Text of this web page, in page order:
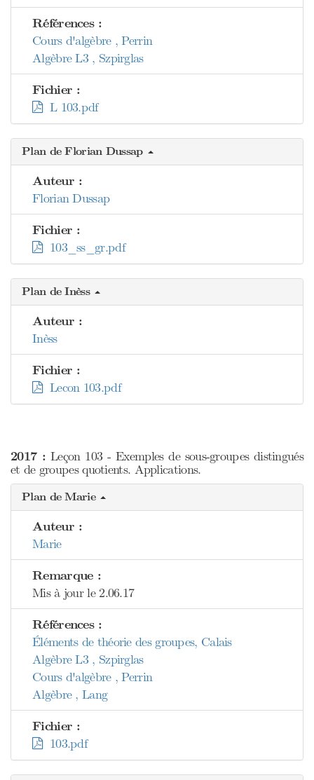
Références :
Cours d'algèbre , Perrin
Algèbre L3 , Szpirglas
Fichier :
L 103.pdf
Plan de Florian Dussap
Auteur :
Florian Dussap
Fichier :
103_ss_gr.pdf
Plan de Inèss
Auteur :
Inèss
Fichier :
Lecon 103.pdf
2017 : Leçon 103 - Exemples de sous-groupes distingués
et de groupes quotients. Applications.
Plan de Marie
Auteur :
Marie
Remarque :
Mis à jour le 2.06.17
Références :
Éléments de théorie des groupes, Calais
Algèbre L3 , Szpirglas
Cours d'algèbre , Perrin
Algèbre , Lang
Fichier :
103.pdf